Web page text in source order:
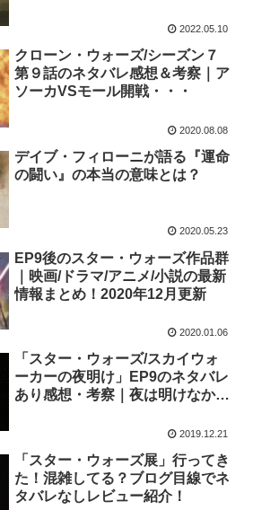
2022.05.10
クローン・ウォーズ/シーズン７
第９話のネタバレ感想＆考察｜ア
ソーカVSモール開戦・・・
2020.08.08
デイブ・フィローニが語る『運命
の闘い』の本当の意味とは？
2020.05.23
EP9後のスター・ウォーズ作品群
｜映画/ドラマ/アニメ/小説の最新
情報まとめ！2020年12月更新
2020.01.06
「スター・ウォーズ/スカイウォ
ーカーの夜明け」EP9のネタバレ
あり感想・考察｜夜は明けなかっ
2019.12.21
「スター・ウォーズ展」行ってき
た！混雑してる？ブログ目線でネ
タバレなしレビュー紹介！